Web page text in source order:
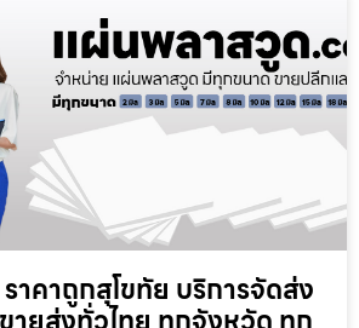
าคาถูกสุโขทัย บริการจัดส่ง